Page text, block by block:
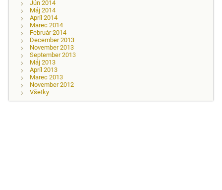
Jún 2014
Máj 2014
Apríl 2014
Marec 2014
Február 2014
December 2013
November 2013
September 2013
Máj 2013
Apríl 2013
Marec 2013
November 2012
Všetky